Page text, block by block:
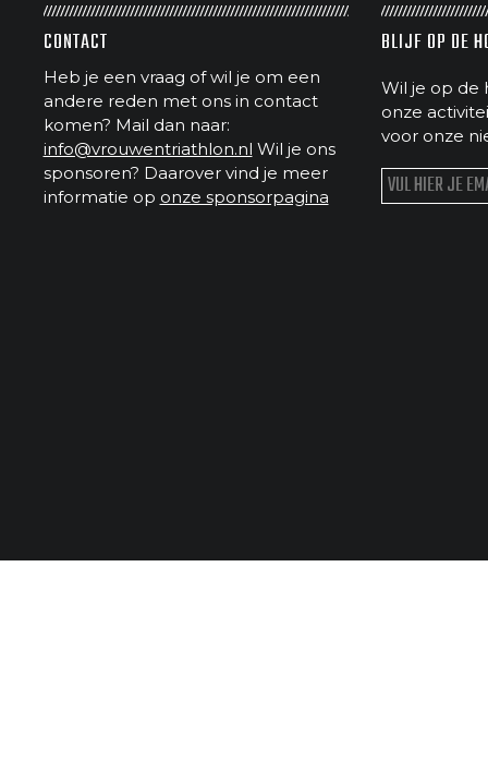
CONTACT
Heb je een vraag of wil je om een
andere reden met ons in contact
komen? Mail dan naar:
info@vrouwentriathlon.nl Wil je ons
sponsoren? Daarover vind je meer
informatie op onze sponsorpagina
BLIJF OP DE
Wil je op de
onze
voor onze